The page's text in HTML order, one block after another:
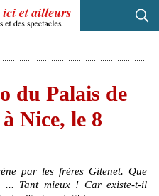
du Palais de
Nice, le 8
par les frères Gitenet. Que
Tant mieux ! Car existe-t-il